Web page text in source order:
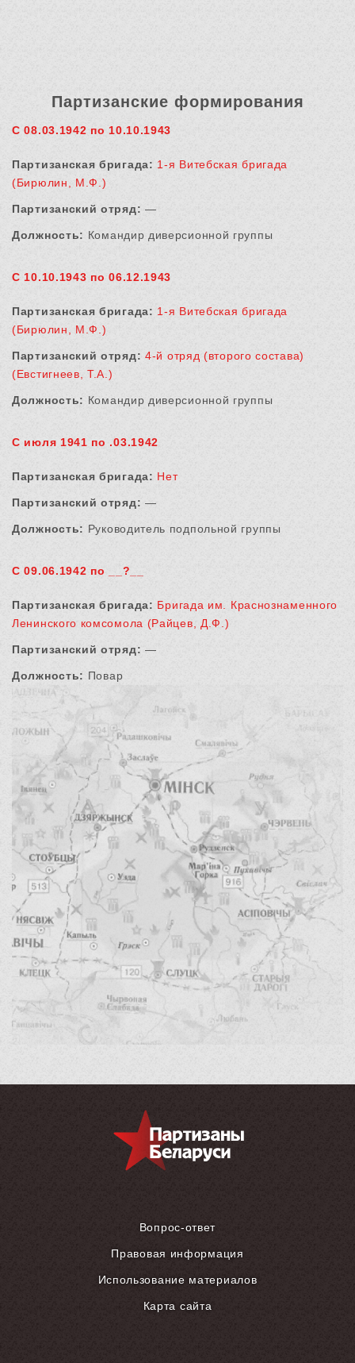
Партизанские формирования
С 08.03.1942 по 10.10.1943
Партизанская бригада: 1-я Витебская бригада
(Бирюлин, М.Ф.)
Партизанский отряд: —
Должность: Командир диверсионной группы
С 10.10.1943 по 06.12.1943
Партизанская бригада: 1-я Витебская бригада
(Бирюлин, М.Ф.)
Партизанский отряд: 4-й отряд (второго состава)
(Евстигнеев, Т.А.)
Должность: Командир диверсионной группы
С июля 1941 по .03.1942
Партизанская бригада: Нет
Партизанский отряд: —
Должность: Руководитель подпольной группы
С 09.06.1942 по __?__
Партизанская бригада: Бригада им. Краснознаменного
Ленинского комсомола (Райцев, Д.Ф.)
Партизанский отряд: —
Должность: Повар
Вопрос-ответ
Правовая информация
Использование материалов
Карта сайта